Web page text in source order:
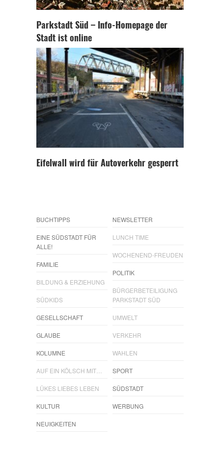
Parkstadt Süd – Info-Homepage der
Stadt ist online
Eifelwall wird für Autoverkehr gesperrt
BUCHTIPPS
EINE SÜDSTADT FÜR
ALLE!
FAMILIE
BILDUNG & ERZIEHUNG
SÜDKIDS
GESELLSCHAFT
GLAUBE
KOLUMNE
AUF EIN KÖLSCH MIT…
LÜKES LIEBES LEBEN
KULTUR
NEUIGKEITEN
NEWSLETTER
LUNCH TIME
WOCHENEND-FREUDEN
POLITIK
BÜRGERBETEILIGUNG
PARKSTADT SÜD
UMWELT
VERKEHR
WAHLEN
SPORT
SÜDSTADT
WERBUNG